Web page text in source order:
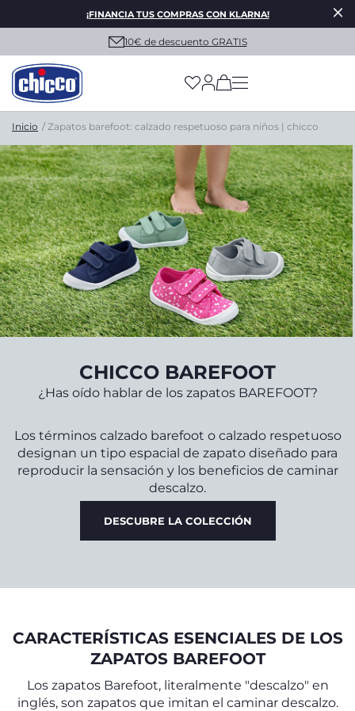
¡FINANCIA TUS COMPRAS CON KLARNA!
10€ de descuento GRATIS
(has more options
Inicio Zapatos barefoot: calzado respetuoso para niños | chicco
CHICCO BAREFOOT
¿Has oído hablar de los zapatos BAREFOOT?
Los términos calzado barefoot o calzado respetuoso
designan un tipo espacial de zapato diseñado para
reproducir la sensación y los beneficios de caminar
descalzo.
DESCUBRE LA COLECCIÓN
CARACTERÍSTICAS ESENCIALES DE LOS
ZAPATOS BAREFOOT
Los zapatos Barefoot, literalmente "descalzo" en
inglés, son zapatos que imitan el caminar descalzo.